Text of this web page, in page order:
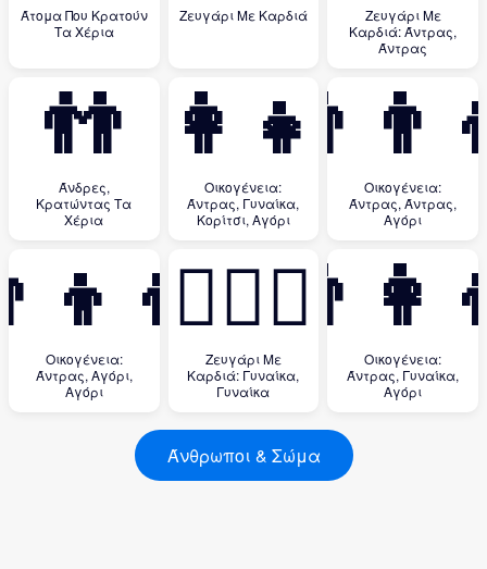
Άτομα Που Κρατούν
Τα Χέρια
Ζευγάρι Με Καρδιά
Ζευγάρι Με
Καρδιά: Άντρας,
Άντρας
👬
Άνδρες,
Κρατώντας Τα
Χέρια
👨‍👩‍👧‍👦
Οικογένεια:
Άντρας, Γυναίκα,
Κορίτσι, Αγόρι
Οικογένεια:
Άντρας, Άντρας,
Αγόρι
Οικογένεια:
Άντρας, Αγόρι,
Αγόρι
👩‍❤️‍👩
Ζευγάρι Με
Καρδιά: Γυναίκα,
Γυναίκα
Οικογένεια:
Άντρας, Γυναίκα,
Αγόρι
Άνθρωποι & Σώμα